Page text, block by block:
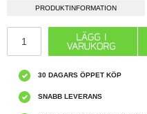
PRODUKTINFORMATION
30 DAGARS ÖPPET KÖP
SNABB LEVERANS